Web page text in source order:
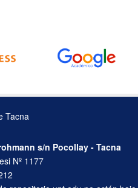
Tacna
s/n Pocollay - Tacna
Nº 1177